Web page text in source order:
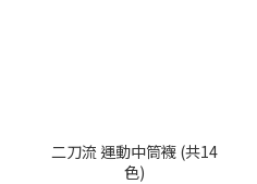
二刀流 運動中筒襪 (共14
色)